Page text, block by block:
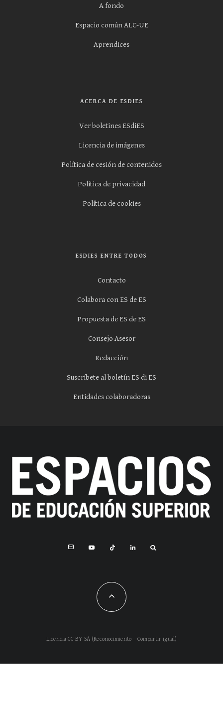
A fondo
Espacio común ALC-UE
Aprendices
ACERCA DE ESDIES
Ver boletines ESdiES
Licencia de imágenes
Política de cesión de contenidos
Política de privacidad
Política de cookies
ESDIES ENTRE TODOS
Contacto
Colabora con ES de ES
Propuesta de ES de ES
Consejo Asesor
Redacción
Suscríbete al boletín ES di ES
Entidades colaboradoras
Licencia CC BY-SA (Reconocimiento – Compartir igual)